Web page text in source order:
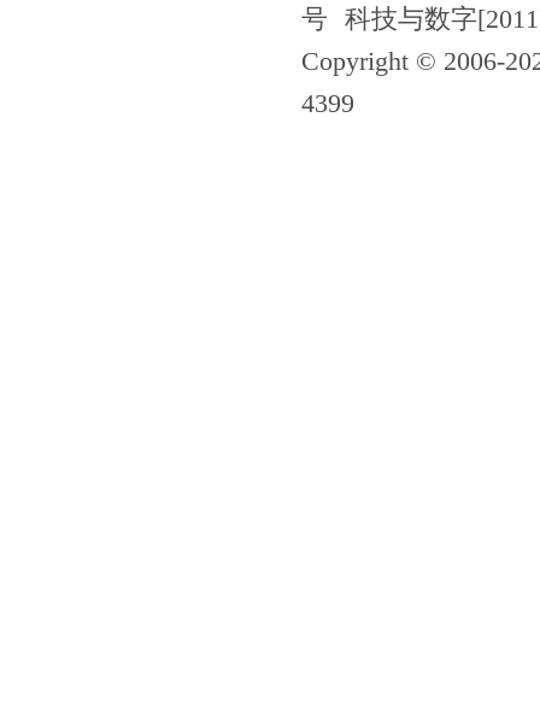
号 科技与数字
Copyright © 2006-
4399